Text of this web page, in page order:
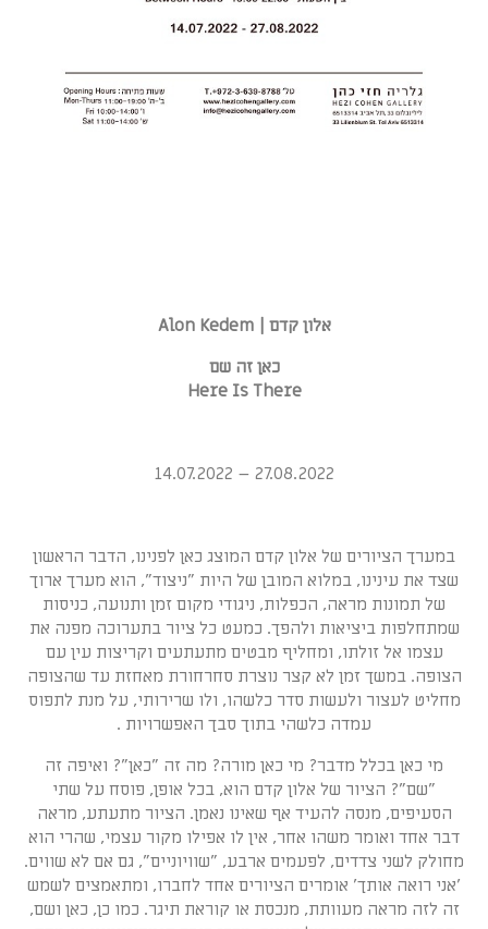
אלון קדם |Alon Kedem
כאן זה שם
Here Is There
27.08.2022 – 14.07.2022
במערך הציורים של אלון קדם המוצג כאן לפנינו, הדבר הראשון
שצד את עינינו, במלוא המובן של היות "ניצוד", הוא מערך ארוך
של תמונות מראה, הכפלות, ניגודי מקום זמן ותנועה, כניסות
שמתחלפות ביציאות ולהפך. כמעט כל ציור בתערוכה מפנה את
עצמו אל זולתו, ומחליף מבטים מתעתעים וקריצות עין עם
הצופה. במשך זמן לא קצר נוצרת סחרחורת מאחזת עד שהצופה
מחליט לעצור ולעשות סדר כלשהו, ולו שרירותי, על מנת לתפוס
עמדה כלשהי בתוך סבך האפשרויות .
מי כאן בכלל מדבר? מי כאן מורה? מה זה "כאן"? ואיפה זה
"שם"? הציור של אלון קדם הוא, בכל אופן, פוסח על שתי
הסעיפים, מנסה להעיד אף שאינו נאמן. הציור מתעתע, מראה
דבר אחד ואומר משהו אחר, אין לו אפילו מקור עצמי, שהרי הוא
מחולק לשני צדדים, לפעמים ארבע, "שוויוניים", גם אם לא שווים.
'אני רואה אותך' אומרים הציורים אחד לחברו, ומתאמצים לשמש
זה לזה מראה מעוותת, מנכסת או קוראת תיגר. כמו כן, כאן ושם,